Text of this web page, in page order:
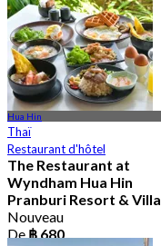
Hua Hin
Thaï
Restaurant d'hôtel
The Restaurant at
Wyndham Hua Hin
Pranburi Resort & Villa
Nouveau
De ฿ 680